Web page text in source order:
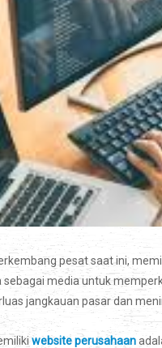
pesat saat ini,
sebagai media untuk
jangkauan pasar dan
website perusahaan